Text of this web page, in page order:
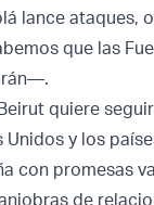
lance ataques,
que las
quiere
y los
con promesas
de